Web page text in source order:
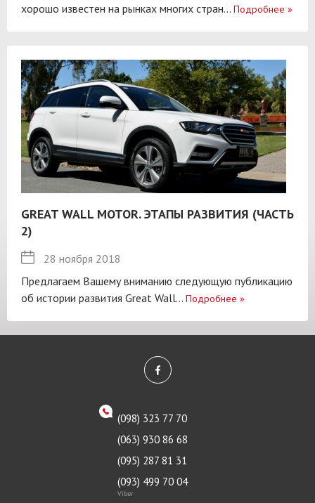
хорошо известен на рынках многих стран... Подробнее »
GREAT WALL MOTOR. ЭТАПЫ РАЗВИТИЯ (ЧАСТЬ
2)
28 ноября 2018
Предлагаем Вашему вниманию следующую публикацию
об истории развития Great Wall... Подробнее »
(098) 323 77 70
(063) 930 86 68
(095) 287 81 31
(093) 499 70 04
Viber